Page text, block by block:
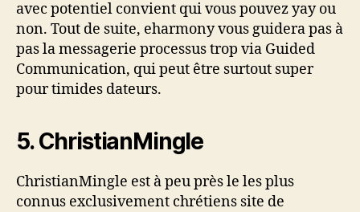
avec potentiel convient qui vous pouvez yay ou
non. Tout de suite, eharmony vous guidera pas à
pas la messagerie processus trop via Guided
Communication, qui peut être surtout super
pour timides dateurs.
5. ChristianMingle
ChristianMingle est à peu près le les plus
connus exclusivement chrétiens site de